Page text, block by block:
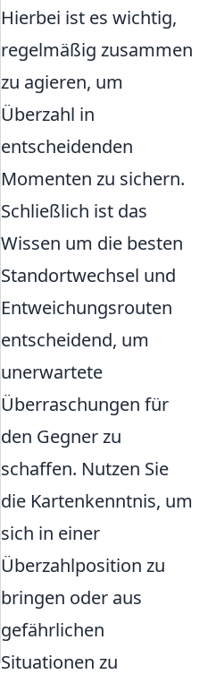
Hierbei ist es wichtig,
regelmäßig zusammen
zu agieren, um
Überzahl in
entscheidenden
Momenten zu sichern.
Schließlich ist das
Wissen um die besten
Standortwechsel und
Entweichungsrouten
entscheidend, um
unerwartete
Überraschungen für
den Gegner zu
schaffen. Nutzen Sie
die Kartenkenntnis, um
sich in einer
Überzahlposition zu
bringen oder aus
gefährlichen
Situationen zu